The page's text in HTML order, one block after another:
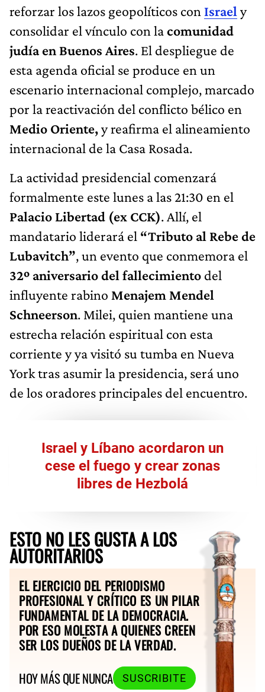
reforzar los lazos geopolíticos con Israel y
consolidar el vínculo con lacomunidad
judía en Buenos Aires. El despliegue de
esta agenda oficial se produce en un
escenario internacional complejo, marcado
por la reactivación del conflicto bélico en
Medio Oriente,y reafirma el alineamiento
internacional de la Casa Rosada.
La actividad presidencial comenzará
formalmente este lunes a las 21:30 en el
Palacio Libertad (ex CCK). Allí, el
mandatario liderará el “Tributo al Rebe de
Lubavitch”, un evento que conmemora el
32º aniversario del fallecimiento del
influyente rabino Menajem Mendel
Schneerson. Milei, quien mantiene una
estrecha relación espiritual con esta
corriente y ya visitó su tumba en Nueva
York tras asumir la presidencia, será uno
de los oradores principales del encuentro.
Israel y Líbano acordaron un
cese el fuego y crear zonas
libres de Hezbolá
ESTO NO LES GUSTA A LOS
AUTORITARIOS
EL EJERCICIO DEL PERIODISMO
PROFESIONAL Y CRÍTICO ES UN PILAR
FUNDAMENTAL DE LA DEMOCRACIA.
POR ESO MOLESTA A QUIENES CREEN
SER LOS DUEÑOS DE LA VERDAD.
HOY MÁS QUE NUNCA
SUSCRIBITE